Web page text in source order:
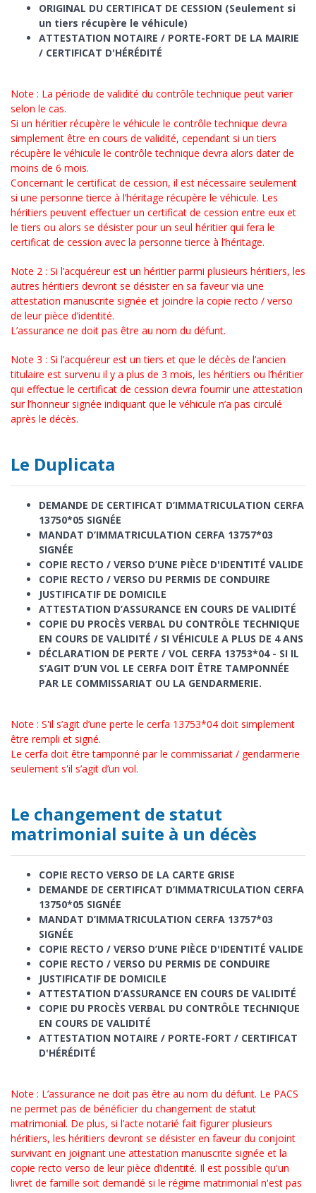
ORIGINAL DU CERTIFICAT DE CESSION (Seulement si
un tiers récupère le véhicule)
ATTESTATION NOTAIRE / PORTE-FORT DE LA MAIRIE
/ CERTIFICAT D'HÉRÉDITÉ
Note : La période de validité du contrôle technique peut varier
selon le cas.
Si un héritier récupère le véhicule le contrôle technique devra
simplement être en cours de validité, cependant si un tiers
récupère le véhicule le contrôle technique devra alors dater de
moins de 6 mois.
Concernant le certificat de cession, il est nécessaire seulement
si une personne tierce à l’héritage récupère le véhicule. Les
héritiers peuvent effectuer un certificat de cession entre eux et
le tiers ou alors se désister pour un seul héritier qui fera le
certificat de cession avec la personne tierce à l’héritage.
Note 2 : Si l’acquéreur est un héritier parmi plusieurs héritiers, les
autres héritiers devront se désister en sa faveur via une
attestation manuscrite signée et joindre la copie recto / verso
de leur pièce d’identité.
L’assurance ne doit pas être au nom du défunt.
Note 3 : Si l’acquéreur est un tiers et que le décès de l’ancien
titulaire est survenu il y a plus de 3 mois, les héritiers ou l’héritier
qui effectue le certificat de cession devra fournir une attestation
sur l’honneur signée indiquant que le véhicule n’a pas circulé
après le décès.
Le Duplicata
DEMANDE DE CERTIFICAT D’IMMATRICULATION CERFA
13750*05 SIGNÉE
MANDAT D’IMMATRICULATION CERFA 13757*03
SIGNÉE
COPIE RECTO / VERSO D’UNE PIÈCE D'IDENTITÉ VALIDE
COPIE RECTO / VERSO DU PERMIS DE CONDUIRE
JUSTIFICATIF DE DOMICILE
ATTESTATION D’ASSURANCE EN COURS DE VALIDITÉ
COPIE DU PROCÈS VERBAL DU CONTRÔLE TECHNIQUE
EN COURS DE VALIDITÉ / SI VÉHICULE A PLUS DE 4 ANS
DÉCLARATION DE PERTE / VOL CERFA 13753*04 - SI IL
S’AGIT D’UN VOL LE CERFA DOIT ÊTRE TAMPONNÉE
PAR LE COMMISSARIAT OU LA GENDARMERIE.
Note : S'il s’agit d’une perte le cerfa 13753*04 doit simplement
être rempli et signé.
Le cerfa doit être tamponné par le commissariat / gendarmerie
seulement s'il s’agit d’un vol.
Le changement de statut
matrimonial suite à un décès
COPIE RECTO VERSO DE LA CARTE GRISE
DEMANDE DE CERTIFICAT D’IMMATRICULATION CERFA
13750*05 SIGNÉE
MANDAT D’IMMATRICULATION CERFA 13757*03
SIGNÉE
COPIE RECTO / VERSO D’UNE PIÈCE D'IDENTITÉ VALIDE
COPIE RECTO / VERSO DU PERMIS DE CONDUIRE
JUSTIFICATIF DE DOMICILE
ATTESTATION D’ASSURANCE EN COURS DE VALIDITÉ
COPIE DU PROCÈS VERBAL DU CONTRÔLE TECHNIQUE
EN COURS DE VALIDITÉ
ATTESTATION NOTAIRE / PORTE-FORT / CERTIFICAT
D'HÉRÉDITÉ
Note : L’assurance ne doit pas être au nom du défunt. Le PACS
ne permet pas de bénéficier du changement de statut
matrimonial. De plus, si l’acte notarié fait figurer plusieurs
héritiers, les héritiers devront se désister en faveur du conjoint
survivant en joignant une attestation manuscrite signée et la
copie recto verso de leur pièce d’identité. Il est possible qu'un
livret de famille soit demandé si le régime matrimonial n'est pas